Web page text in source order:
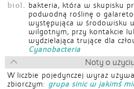
biol. bakteria, która w skupisku
podwodną roślinę o
występująca w środowisku
wilgotnym, przy kontakcie
wydzielająca trujące dla
Cyanobacteria
Noty o użyciu
W liczbie pojedynczej wyraz
zbiorczym: grupa sinic w jakimś